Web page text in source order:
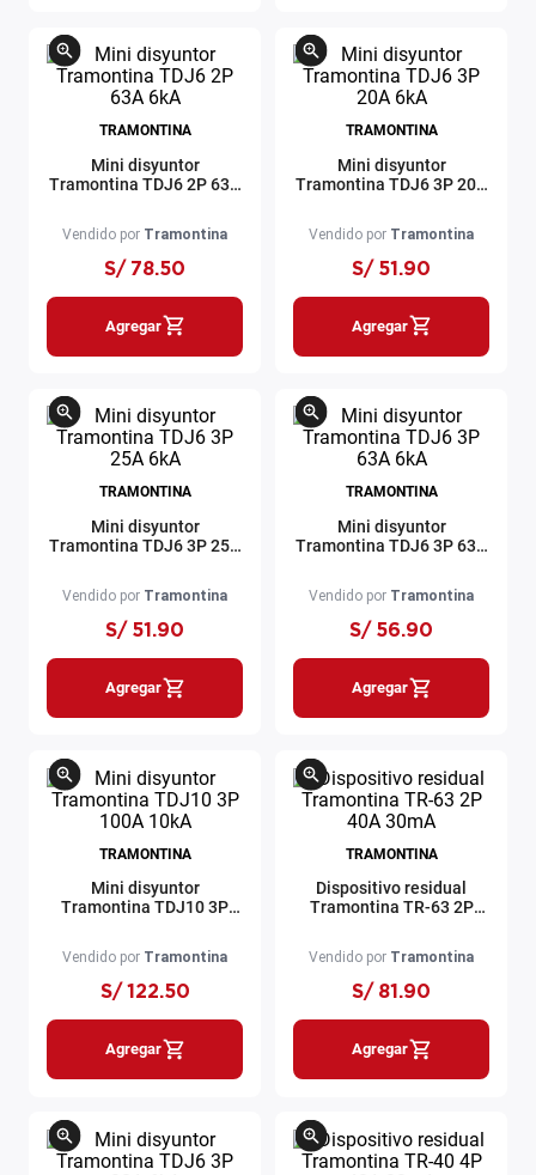
TRAMONTINA
Mini disyuntor
Tramontina TDJ6 2P 63A
Vendido por Tramontina
S/ 78.50
Agregar
TRAMONTINA
Mini disyuntor
Tramontina TDJ6 3P 20A
Vendido por Tramontina
S/ 51.90
Agregar
TRAMONTINA
Mini disyuntor
Tramontina TDJ6 3P 25A
Vendido por Tramontina
S/ 51.90
Agregar
TRAMONTINA
Mini disyuntor
Tramontina TDJ6 3P 63A
Vendido por Tramontina
S/ 56.90
Agregar
TRAMONTINA
Mini disyuntor
Tramontina TDJ10 3P
Vendido por Tramontina
S/ 122.50
Agregar
TRAMONTINA
Dispositivo residual
Tramontina TR-63 2P
Vendido por Tramontina
S/ 81 .90
Agregar